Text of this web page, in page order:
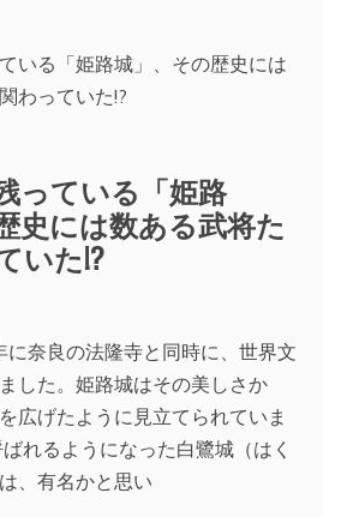
っている「姫路
史には数ある武将た
いた!?
奈良の法隆寺と同時に、世界文
した。姫路城はその美しさか
広げたように見立てられていま
れるようになった白鷺城（はく
、有名かと思い